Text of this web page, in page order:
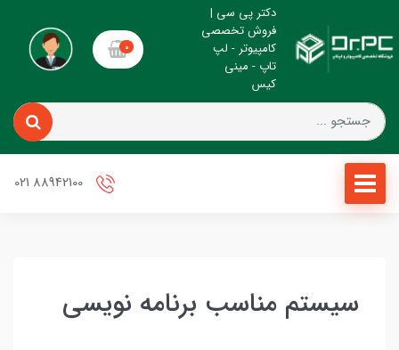
دکتر پی سی |
فروش تخصصی
کامپیوتر - لپ
تاپ - مینی
کیس
0
سیستم مناسب برنامه نویسی